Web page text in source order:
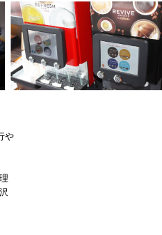
や